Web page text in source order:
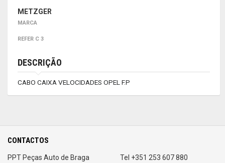
METZGER
MARCA
REFER C 3
DESCRIÇÃO
CABO CAIXA VELOCIDADES OPEL F.P
CONTACTOS
PPT Peças Auto de Braga
Tel +351 253 607 880